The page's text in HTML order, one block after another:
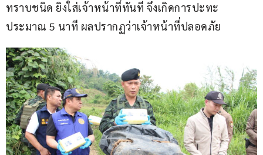
ทราบชนิด ยิงใส่เจ้าหน้าที่ทันที จึงเกิดการปะทะ
ประมาณ 5 นาที ผลปรากฏว่าเจ้าหน้าที่ปลอดภัย